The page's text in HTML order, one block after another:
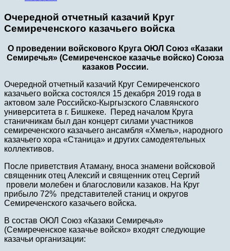
Очередной отчетный казачий Круг
Семиреченского казачьего войска
О проведении войскового Круга ОЮЛ Союз «Казаки
Семиречья» (Семиреченское казачье войско) Союза
казаков России.
Очередной отчетный казачий Круг Семиреченского
казачьего войска состоялся 15 декабря 2019 года в
актовом зале Российско-Кыргызского Славянского
университета в г. Бишкеке. Перед началом Круга
станичникам был дан концерт силами участников
семиреченского казачьего ансамбля «Хмель», народного
казачьего хора «Станица» и других самодеятельных
коллективов.
После приветствия Атаману, вноса знамени войсковой
священник отец Алексий и священник отец Сергий
провели молебен и благословили казаков. На Круг
прибыло 72% представителей станиц и округов
Семиреченского казачьего войска.
В состав ОЮЛ Союз «Казаки Семиречья»
(Семиреченское казачье войско» входят следующие
казачьи организации: